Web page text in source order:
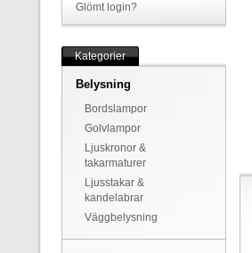
Glömt login?
Kategorier
Belysning
Bordslampor
Golvlampor
Ljuskronor &
takarmaturer
Ljusstakar &
kandelabrar
Väggbelysning